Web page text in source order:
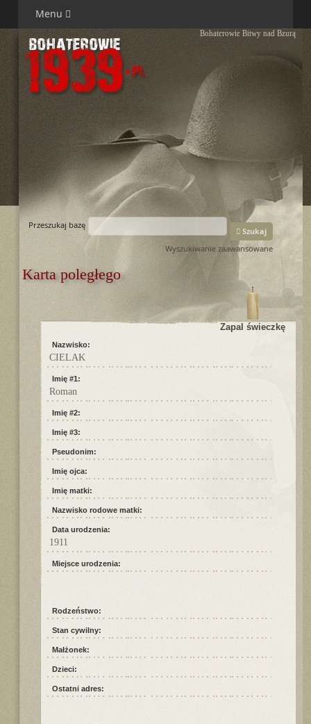
Menu
Bohaterowie Bitwy nad Bzurą
Przeszukaj bazę
Szukaj
Wyszukiwanie zaawansowane
Karta poległego
Zapal świeczkę
Nazwisko:
CIELAK
Imię #1:
Roman
Imię #2:
Imię #3:
Pseudonim:
Imię ojca:
Imię matki:
Nazwisko rodowe matki:
Data urodzenia:
1911
Miejsce urodzenia:
Rodzeństwo:
Stan cywilny:
Małżonek:
Dzieci:
Ostatni adres: